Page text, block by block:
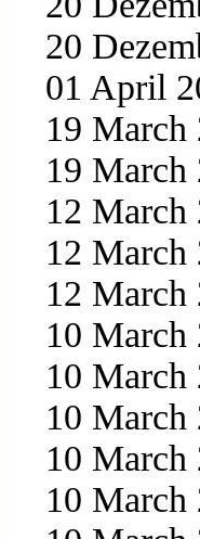
20
01 April
19 March
19 March
12 March
12 March
12 March
10 March
10 March
10 March
10 March
10 March